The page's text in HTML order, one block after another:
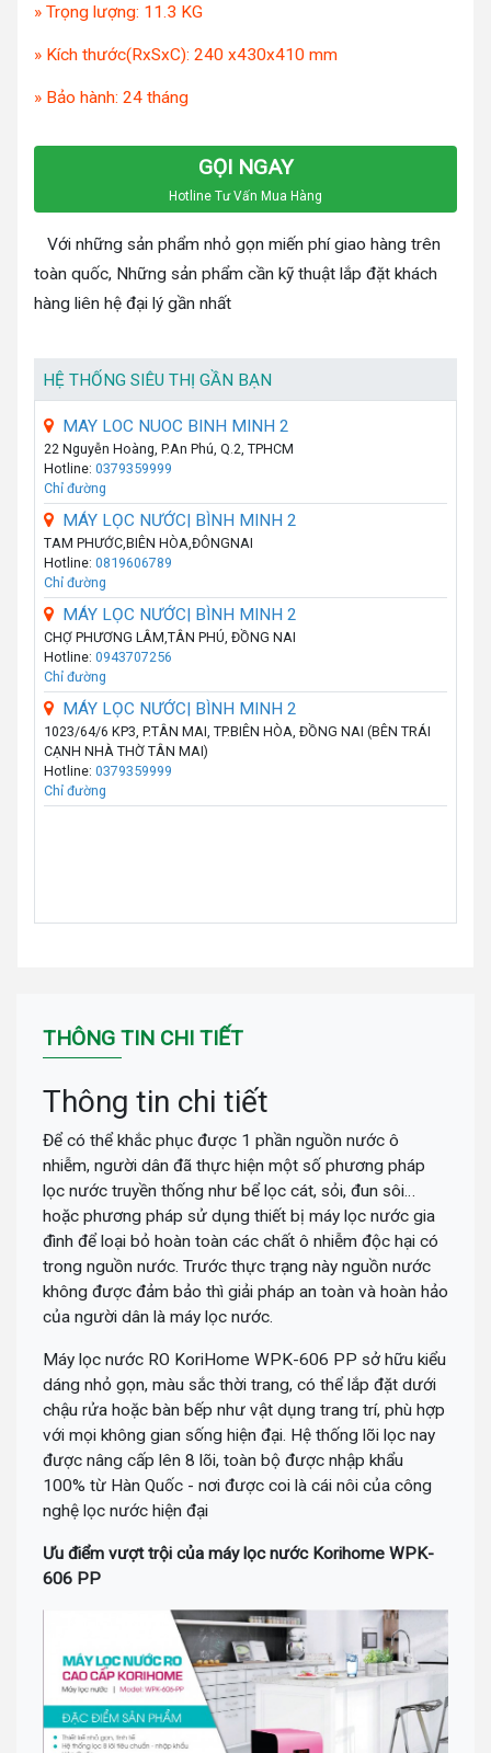
» Trọng lượng: 11.3 KG
» Kích thước(RxSxC): 240 x430x410 mm
» Bảo hành: 24 tháng
GỌI NGAY
Hotline Tư Vấn Mua Hàng
Với những sản phẩm nhỏ gọn miến phí giao hàng trên
toàn quốc, Những sản phẩm cần kỹ thuật lắp đặt khách
hàng liên hệ đại lý gần nhất
HỆ THỐNG SIÊU THỊ GẦN BẠN
MAY LOC NUOC BINH MINH 2
22 Nguyễn Hoàng, P.An Phú, Q.2, TPHCM
Hotline: 0379359999
Chỉ đường
MÁY LỌC NƯỚC| BÌNH MINH 2
TAM PHƯỚC,BIÊN HÒA,ĐÔNGNAI
Hotline: 0819606789
Chỉ đường
MÁY LỌC NƯỚC| BÌNH MINH 2
CHỢ PHƯƠNG LÂM,TÂN PHÚ, ĐỒNG NAI
Hotline: 0943707256
Chỉ đường
MÁY LỌC NƯỚC| BÌNH MINH 2
1023/64/6 KP3, P.TÂN MAI, TP.BIÊN HÒA, ĐỒNG NAI (BÊN TRÁI
CẠNH NHÀ THỜ TÂN MAI)
Hotline: 0379359999
Chỉ đường
THÔNG TIN CHI TIẾT
Thông tin chi tiết
Để có thể khắc phục được 1 phần nguồn nước ô
nhiễm, người dân đã thực hiện một số phương pháp
lọc nước truyền thống như bể lọc cát, sỏi, đun sôi…
hoặc phương pháp sử dụng thiết bị máy lọc nước gia
đình để loại bỏ hoàn toàn các chất ô nhiễm độc hại có
trong nguồn nước. Trước thực trạng này nguồn nước
không được đảm bảo thì giải pháp an toàn và hoàn hảo
của người dân là máy lọc nước.
Máy lọc nước RO KoriHome WPK-606 PP sở hữu kiểu
dáng nhỏ gọn, màu sắc thời trang, có thể lắp đặt dưới
chậu rửa hoặc bàn bếp như vật dụng trang trí, phù hợp
với mọi không gian sống hiện đại. Hệ thống lõi lọc nay
được nâng cấp lên 8 lõi, toàn bộ được nhập khẩu
100% từ Hàn Quốc - nơi được coi là cái nôi của công
nghệ lọc nước hiện đại
Ưu điểm vượt trội của máy lọc nước Korihome WPK-
606 PP